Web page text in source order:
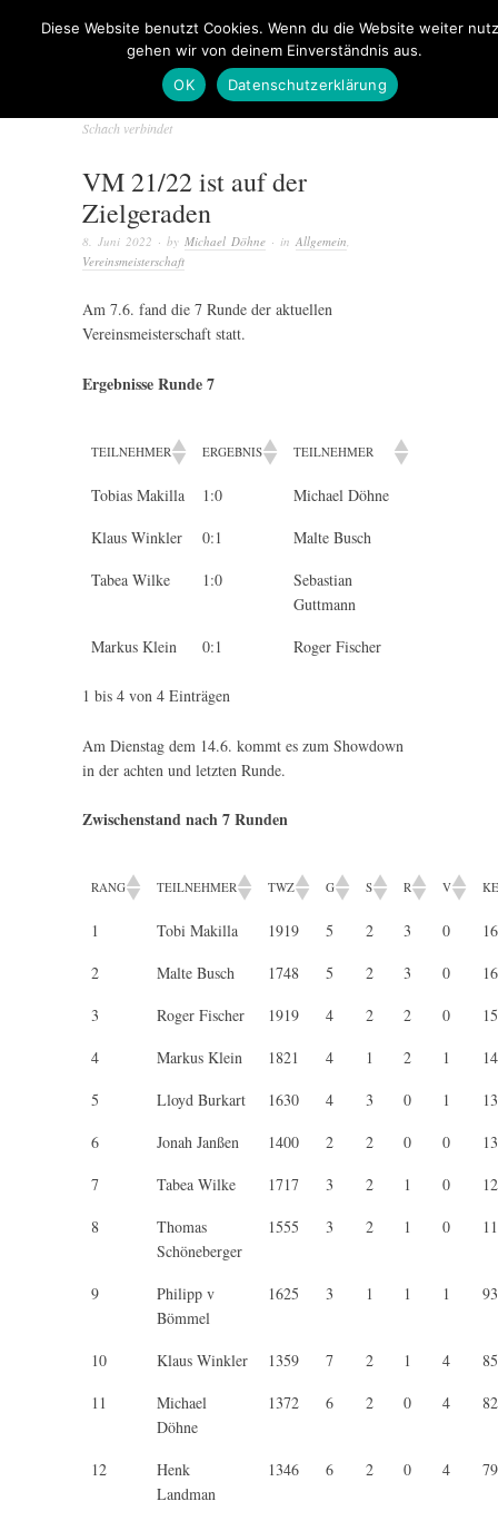
Schach verbindet
VM 21/22 ist auf der
Zielgeraden
8. Juni 2022 · by Michael Döhne · in Allgemein,
Vereinsmeisterschaft
Am 7.6. fand die 7 Runde der aktuellen
Vereinsmeisterschaft statt.
Ergebnisse Runde 7
TEILNEHMER ERGEBNIS TEILNEHMER
Tobias Makilla 1:0
Michael Döhne
Klaus Winkler
0:1
Malte Busch
Tabea Wilke
1:0
Sebastian
Guttmann
Markus Klein
0:1 Roger Fischer
1 bis 4 von 4 Einträgen
Am Dienstag dem 14.6. kommt es zum Showdown
in der achten und letzten Runde.
Zwischenstand nach 7 Runden
RANG TEILNEHMER TWZ G S R V
1 Tobi Makilla 1919 5 2 3 0
2
Malte Busch 1748 5 2 3 0
3
Roger Fischer 1919 4 2 2 0
4
Markus Klein 1821 4 1 2 1
5
Lloyd Burkart 1630 4 3 0 1
6
Jonah Janßen 1400 2 2 0 0
7
Tabea Wilke 1717 3 2 1 0
8
Thomas
Schöneberger
1555 3 2 1 0
9
Philipp v
Bömmel
1625 3 1 1 1
10 Klaus Winkler 1359 7 2 1 4
11
Michael
Döhne
1372 6 2 0 4
12
Henk
Landman
1346 6 2 0 4
Diese Website benutzt Cookies. Wenn du die Website weiter
gehen wir von deinem Einverständnis aus.
OK
Datenschutzerklärung